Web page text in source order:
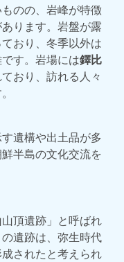
のの、岩峰が特徴
ります。岩盤が露
おり、冬季以外は
す。岩場には鐸比
おり、訪れる人々
遺構や出土品が多
半島の文化交流を
頂遺跡」と呼ばれ
遺跡は、弥生時代
されたと考えられ